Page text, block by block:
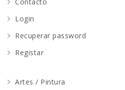
Login
Recuperar password
Registar
Artes / Pintura